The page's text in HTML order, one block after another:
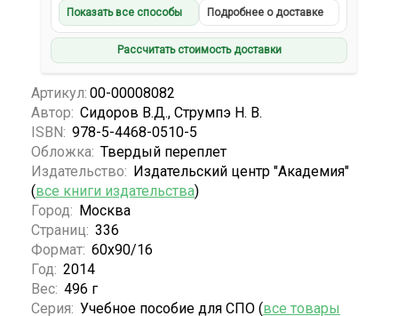
Показать все способы Подробнее о доставке
Рассчитать стоимость доставки
Артикул: 00-00008082
Автор: Сидоров В.Д., Струмпэ Н. В.
ISBN: 978-5-4468-0510-5
Обложка: Твердый переплет
Издательство: Издательский центр "Академия"
(все книги издательства)
Город: Москва
Страниц: 336
Формат: 60х90/16
Год: 2014
Вес: 496 г
Серия: Учебное пособие для СПО (все товары